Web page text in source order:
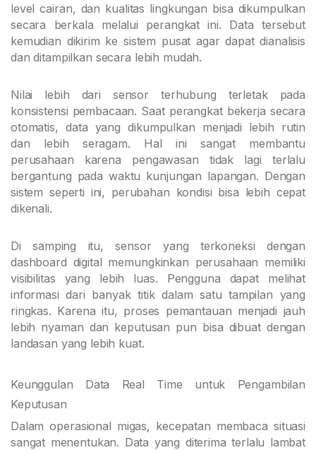
level cairan, dan kualitas lingkungan bisa dikumpulkan
secara berkala melalui perangkat ini. Data tersebut
kemudian dikirim ke sistem pusat agar dapat dianalisis
dan ditampilkan secara lebih mudah.
Nilai lebih dari sensor terhubung terletak pada
konsistensi pembacaan. Saat perangkat bekerja secara
otomatis, data yang dikumpulkan menjadi lebih rutin
dan lebih seragam. Hal ini sangat membantu
perusahaan karena pengawasan tidak lagi terlalu
bergantung pada waktu kunjungan lapangan. Dengan
sistem seperti ini, perubahan kondisi bisa lebih cepat
dikenali.
Di samping itu, sensor yang terkoneksi dengan
dashboard digital memungkinkan perusahaan memiliki
visibilitas yang lebih luas. Pengguna dapat melihat
informasi dari banyak titik dalam satu tampilan yang
ringkas. Karena itu, proses pemantauan menjadi jauh
lebih nyaman dan keputusan pun bisa dibuat dengan
landasan yang lebih kuat.
Keunggulan Data Real Time untuk Pengambilan
Keputusan
Dalam operasional migas, kecepatan membaca situasi
sangat menentukan. Data yang diterima terlalu lambat